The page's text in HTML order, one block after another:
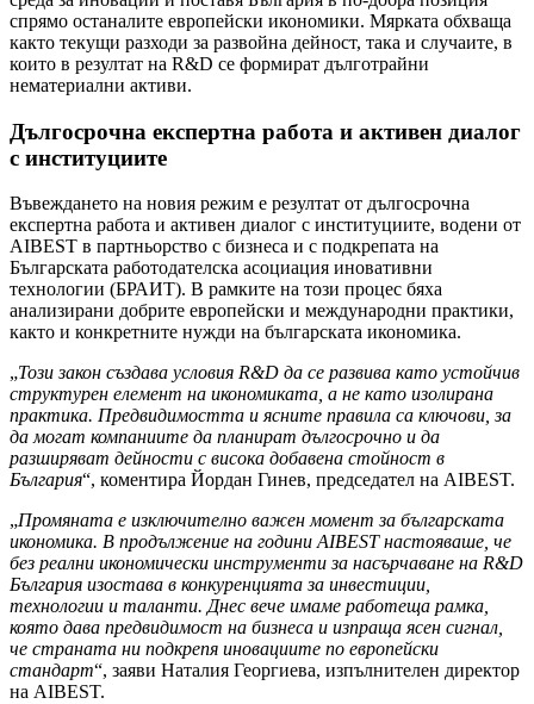
спрямо останалите европейски икономики. Мярката обхваща
както текущи разходи за развойна дейност, така и случаите, в
които в резултат на R&D се формират дълготрайни
нематериални активи.
Дългосрочна експертна работа и активен диалог
с институциите
Въвеждането на новия режим е резултат от дългосрочна
експертна работа и активен диалог с институциите, водени от
AIBEST в партньорство с бизнеса и с подкрепата на
Българската работодателска асоциация иновативни
технологии (БРАИТ). В рамките на този процес бяха
анализирани добрите европейски и международни практики,
както и конкретните нужди на българската икономика.
„Този закон създава условия R&D да се развива като устойчив
структурен елемент на икономиката, а не като изолирана
практика. Предвидимостта и ясните правила са ключови, за
да могат компаниите да планират дългосрочно и да
разширяват дейности с висока добавена стойност в
България“, коментира Йордан Гинев, председател на AIBEST.
„Промяната е изключително важен момент за българската
икономика. В продължение на години AIBEST настояваше, че
без реални икономически инструменти за насърчаване на R&D
България изостава в конкуренцията за инвестиции,
технологии и таланти. Днес вече имаме работеща рамка,
която дава предвидимост на бизнеса и изпраща ясен сигнал,
че страната ни подкрепя иновациите по европейски
стандарт“, заяви Наталия Георгиева, изпълнителен директор
на AIBEST.